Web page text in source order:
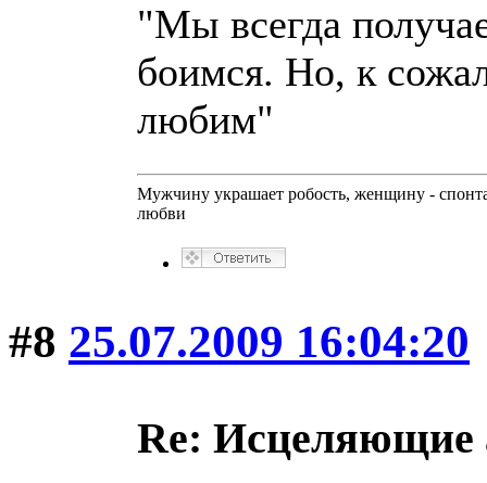
"Мы всегда
боимся. Но, к
любим"
Мужчину украшает робость, женщину -
любви
#8 25.07.2009 16:04:20
Re: Исцеляющие